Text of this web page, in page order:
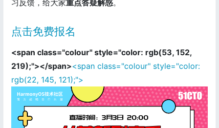
习反馈，给大家重点答疑解惑。
点击免费报名
<span class="colour" style="color: rgb(53, 152,
219);"></span><span class="colour" style="color:
rgb(22, 145, 121);">